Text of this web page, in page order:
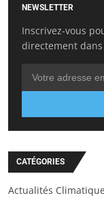
NEWSLETTER
Inscrivez-vous
directement
CATÉGORIES
Actualités